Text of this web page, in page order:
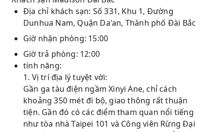
Địa chỉ khách sạn: Số 331, Khu 1, Đường
Dunhua Nam, Quận Da'an, Thành phố Đài Bắc
Giờ nhận phòng: 15:00
Giờ trả phòng: 12:00
tính năng:
1. Vị trí địa lý tuyệt vời:
Gần ga tàu điện ngầm Xinyi Ane, chỉ cách
khoảng 350 mét đi bộ, giao thông rất thuận
tiện. Gần đó có các điểm tham quan nổi tiếng
như tòa nhà Taipei 101 và Công viên Rừng Đại